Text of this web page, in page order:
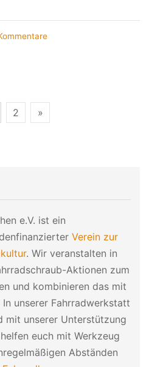
zu
2 »
e.V. ist ein
Verein zur
. Wir veranstalten in
Aktionen zum
und kombinieren das mit
unserer Fahrradwerkstatt
mit unserer Unterstützung
euch mit Werkzeug
Abständen